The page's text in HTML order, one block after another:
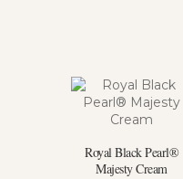
Royal Black Pearl®
Majesty Cream